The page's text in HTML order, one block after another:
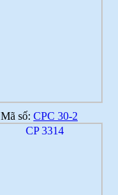
Mã số: CPC 30-2